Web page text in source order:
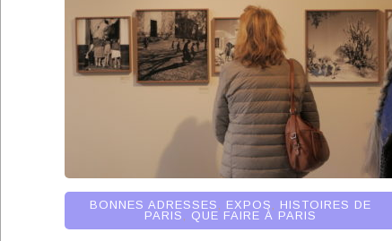
BONNES ADRESSES EXPOS
HISTOIRES DE
PARIS
QUE FAIRE À PARIS